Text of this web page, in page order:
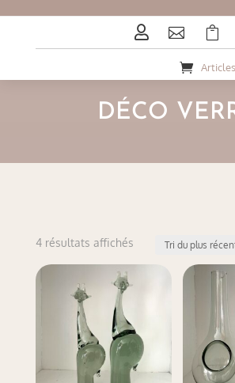
  
DÉCO
4 résultats affichésTrié
récent
ancien